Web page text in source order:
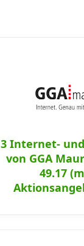
3 Internet- und
von GGA
49.17